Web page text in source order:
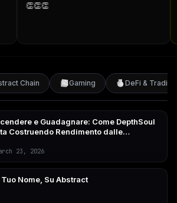
👏👏👏
Chain Gaming DeFi & Trading
e Guadagnare: Come DepthSoul
Costruendo Rendimento dalle
23, 2026
Tuo Nome, Su Abstract